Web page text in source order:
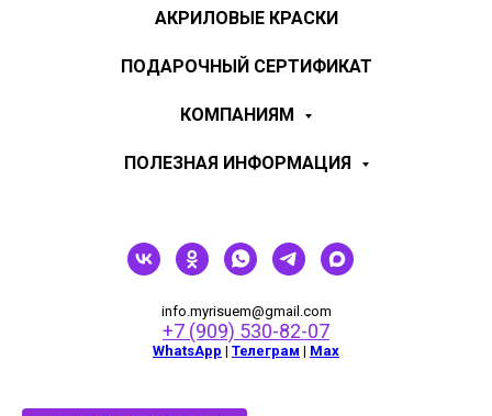
АКРИЛОВЫЕ КРАСКИ
ПОДАРОЧНЫЙ СЕРТИФИКАТ
КОМПАНИЯМ
ПОЛЕЗНАЯ ИНФОРМАЦИЯ
info.myrisuem@gmail.com
+7 (909) 530-82-07
WhatsApp | Телеграм | Мах